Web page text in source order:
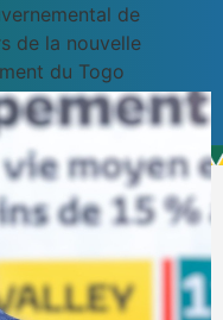
de
de la nouvelle
du Togo